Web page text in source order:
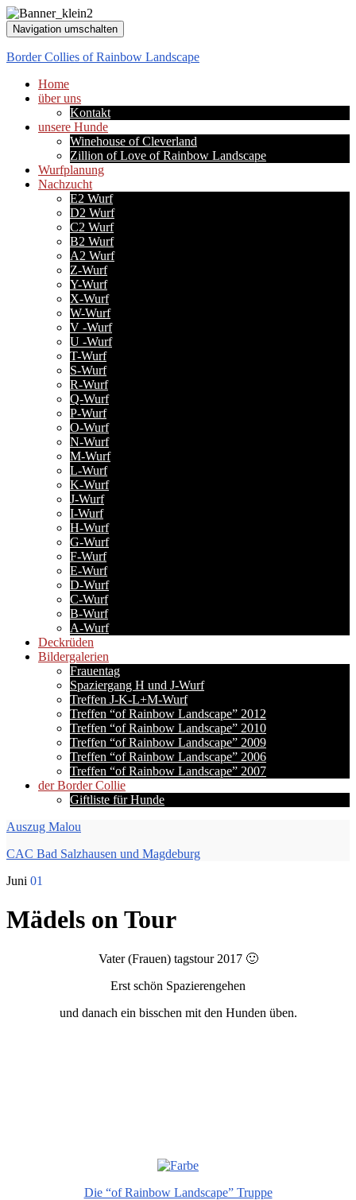
Navigation umschalten
Border Collies of Rainbow Landscape
Home
über uns
Kontakt
unsere Hunde
Winehouse of Cleverland
Zillion of Love of Rainbow Landscape
Wurfplanung
Nachzucht
E2 Wurf
D2 Wurf
C2 Wurf
B2 Wurf
A2 Wurf
Z-Wurf
Y-Wurf
X-Wurf
W-Wurf
V -Wurf
U -Wurf
T-Wurf
S-Wurf
R-Wurf
Q-Wurf
P-Wurf
O-Wurf
N-Wurf
M-Wurf
L-Wurf
K-Wurf
J-Wurf
I-Wurf
H-Wurf
G-Wurf
F-Wurf
E-Wurf
D-Wurf
C-Wurf
B-Wurf
A-Wurf
Deckrüden
Bildergalerien
Frauentag
Spaziergang H und J-Wurf
Treffen J-K-L+M-Wurf
Treffen “of Rainbow Landscape” 2012
Treffen “of Rainbow Landscape” 2010
Treffen “of Rainbow Landscape” 2009
Treffen “of Rainbow Landscape” 2006
Treffen “of Rainbow Landscape” 2007
der Border Collie
Giftliste für Hunde
Auszug Malou
CAC Bad Salzhausen und Magdeburg
Juni 01
Mädels on Tour
Vater (Frauen) tagstour 2017 🙂
Erst schön Spazierengehen
und danach ein bisschen mit den Hunden üben.
Die “of Rainbow Landscape” Truppe